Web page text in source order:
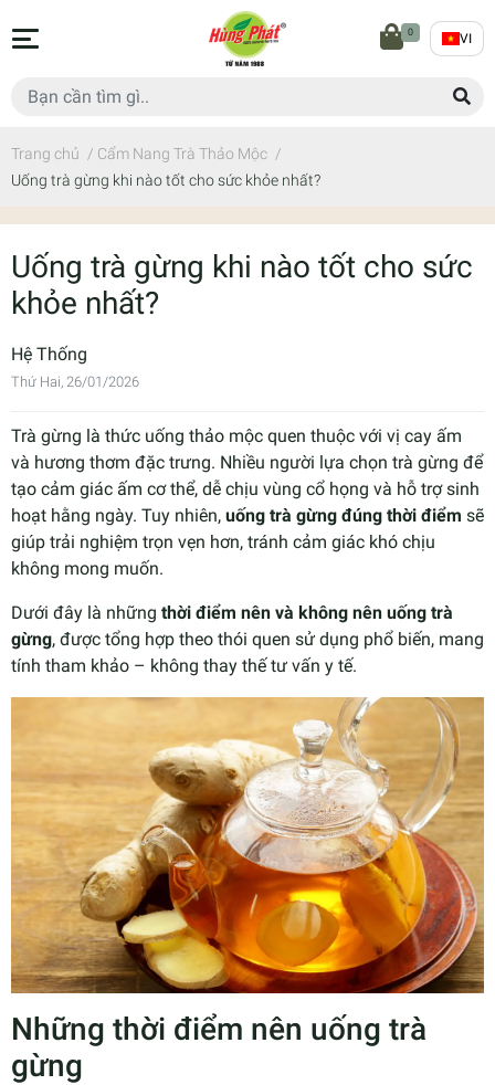
0 VI
Trang chủ / Cẩm Nang Trà Thảo Mộc /
Uống trà gừng khi nào tốt cho sức khỏe nhất?
Uống trà gừng khi nào tốt cho sức
khỏe nhất?
Hệ Thống
Thứ Hai, 26/01/2026
Trà gừng là thức uống thảo mộc quen thuộc với vị cay ấm
và hương thơm đặc trưng. Nhiều người lựa chọn trà gừng để
tạo cảm giác ấm cơ thể, dễ chịu vùng cổ họng và hỗ trợ sinh
hoạt hằng ngày. Tuy nhiên, uống trà gừng đúng thời điểm sẽ
giúp trải nghiệm trọn vẹn hơn, tránh cảm giác khó chịu
không mong muốn.
Dưới đây là những thời điểm nên và không nên uống trà
gừng, được tổng hợp theo thói quen sử dụng phổ biến, mang
tính tham khảo – không thay thế tư vấn y tế.
Những thời điểm nên uống trà
gừng